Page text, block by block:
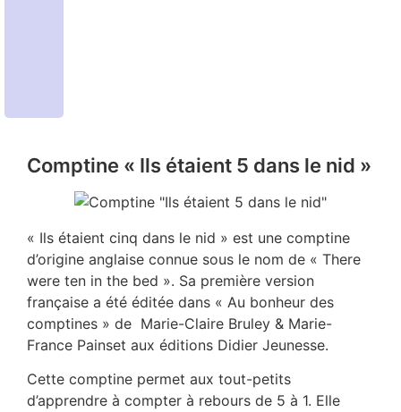
Comptine « Ils étaient 5 dans le nid »
« Ils étaient cinq dans le nid » est une comptine
d’origine anglaise connue sous le nom de « There
were ten in the bed ». Sa première version
française a été éditée dans « Au bonheur des
comptines » de Marie-Claire Bruley & Marie-
France Painset aux éditions Didier Jeunesse.
Cette comptine permet aux tout-petits
d’apprendre à compter à rebours de 5 à 1. Elle